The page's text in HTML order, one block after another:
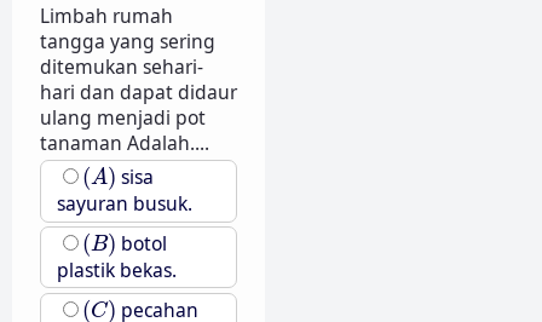
Limbah rumah
tangga yang sering
ditemukan sehari-
hari dan dapat didaur
ulang menjadi pot
tanaman Adalah....
(A)
(A) sisa
sayuran busuk.
(B)
(B) botol
plastik bekas.
(C)
(C) pecahan